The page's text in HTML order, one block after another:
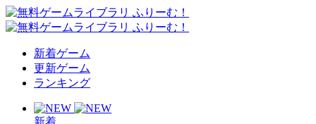
新着ゲーム
更新ゲーム
ランキング
新着